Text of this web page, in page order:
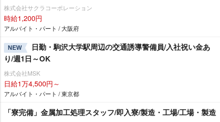
株式会社サクラコーポレーション
時給1,200円
アルバイト・パート / 大阪府
NEW
日勤・駒沢大学駅周辺の交通誘導警備員/入社祝い金あ
り/週1日～OK
株式会社MSK
日給1万4,500円～
アルバイト・パート / 東京都
「寮完備」金属加工処理スタッフ/即入寮/製造・工場/工場・製造